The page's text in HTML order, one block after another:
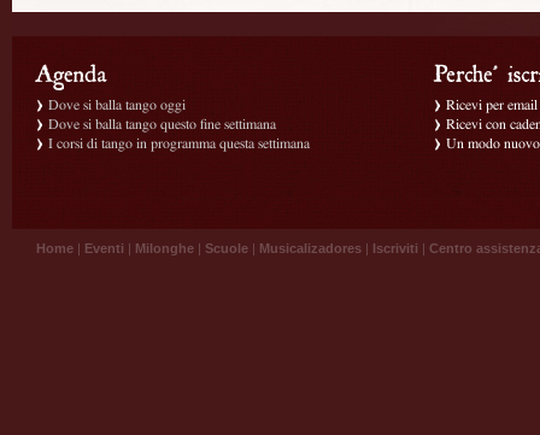
Dove si balla tango oggi
Dove si balla tango questo fine settimana
I corsi di tango in programma questa settimana
Ricevi per
Ricevi con
Un modo
Home | Eventi | Milonghe | Scuole | Musicalizadores | Iscriviti | Centro